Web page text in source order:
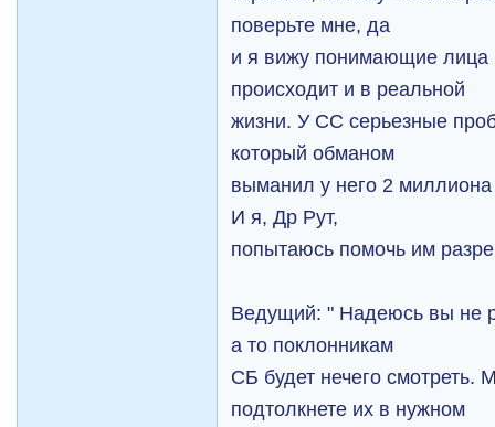
поверьте мне, да
и я вижy понимающие лица
происходит и в реальной
жизни. У СС серьезные
который обманом
выманил у него 2
И я, Др Рут,
попытаюсь помочь им
Ведущий: " Надеюсь вы не
а то поклонникам
СБ будет нечего смотреть.
подтолкнете их в нужном